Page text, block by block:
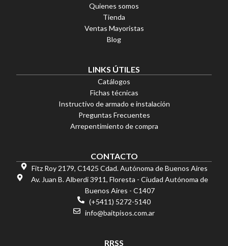
Quienes somos
Tienda
Ventas Mayoristas
Blog
LINKS ÚTILES
Catálogos
Fichas técnicas
Instructivo de armado e instalación
Preguntas Frecuentes
Arrepentimiento de compra
CONTACTO
Fitz Roy 2179, C1425 Cdad. Autónoma de Buenos Aires
Av. Juan B. Alberdi 3911, Floresta - Ciudad Autónoma de
Buenos Aires - C1407
(+5411) 5272-5140
info@baitpisos.com.ar
RRSS